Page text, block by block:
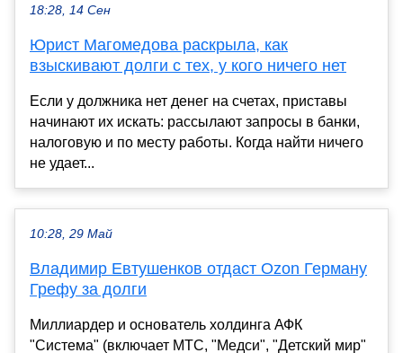
18:28, 14 Сен
Юрист Магомедова раскрыла, как
взыскивают долги с тех, у кого ничего нет
Если у должника нет денег на счетах, приставы
начинают их искать: рассылают запросы в банки,
налоговую и по месту работы. Когда найти ничего
не удает...
10:28, 29 Май
Владимир Евтушенков отдаст Ozon Герману
Грефу за долги
Миллиардер и основатель холдинга АФК
"Система" (включает МТС, "Медси", "Детский мир"